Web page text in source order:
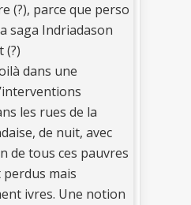
(?), parce que perso
saga Indriadason
(?)
dans une
les rues de la
de nuit, avec
de tous ces pauvres
mais
ivres. Une notion